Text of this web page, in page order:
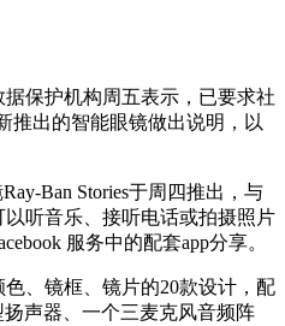
保护机构周五表示，已要求社
推出的智能眼镜做出说明，以
Ban Stories于周四推出，与
听音乐、接听电话或拍摄照片
服务中的配套app分享。
、镜框、镜片的20款设计，配
声器、一个三麦克风音频阵